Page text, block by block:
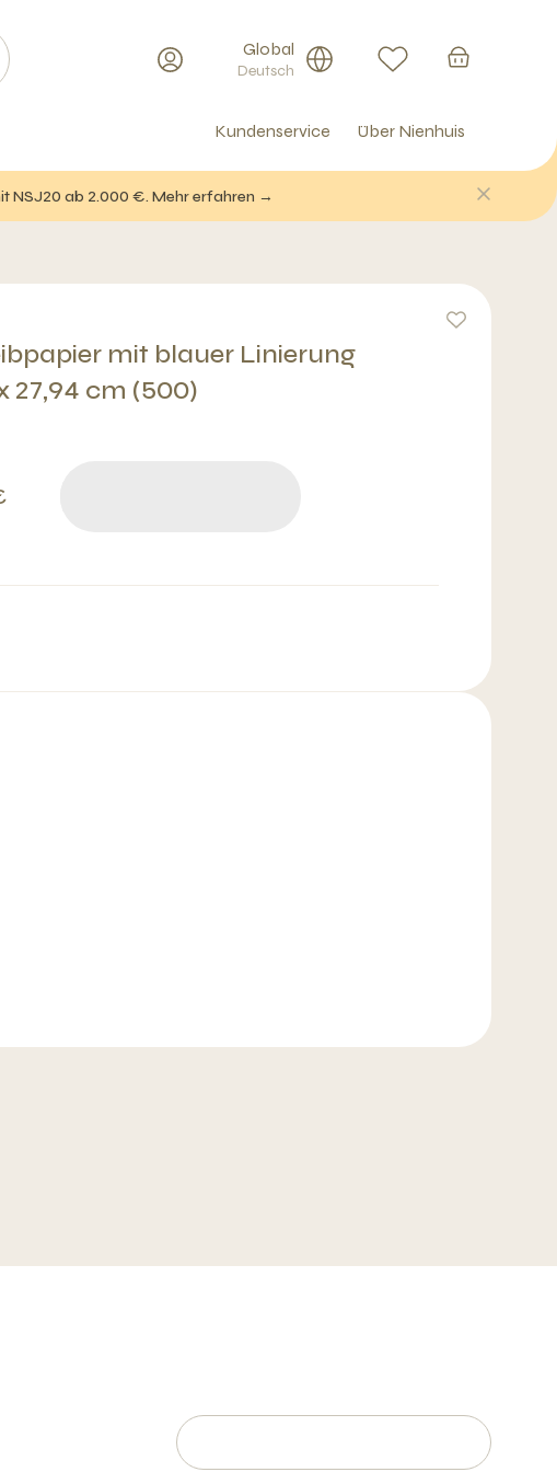
Global
Deutsch
Kundenservice Über Nienhuis
NSJ20 ab 2.000 €. Mehr erfahren →
mit blauer Linierung
27,94 cm (500)